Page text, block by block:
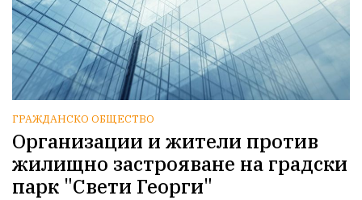
ГРАЖДАНСКО ОБЩЕСТВО
Организации и жители против
жилищно застрояване на градски
парк "Свети Георги"